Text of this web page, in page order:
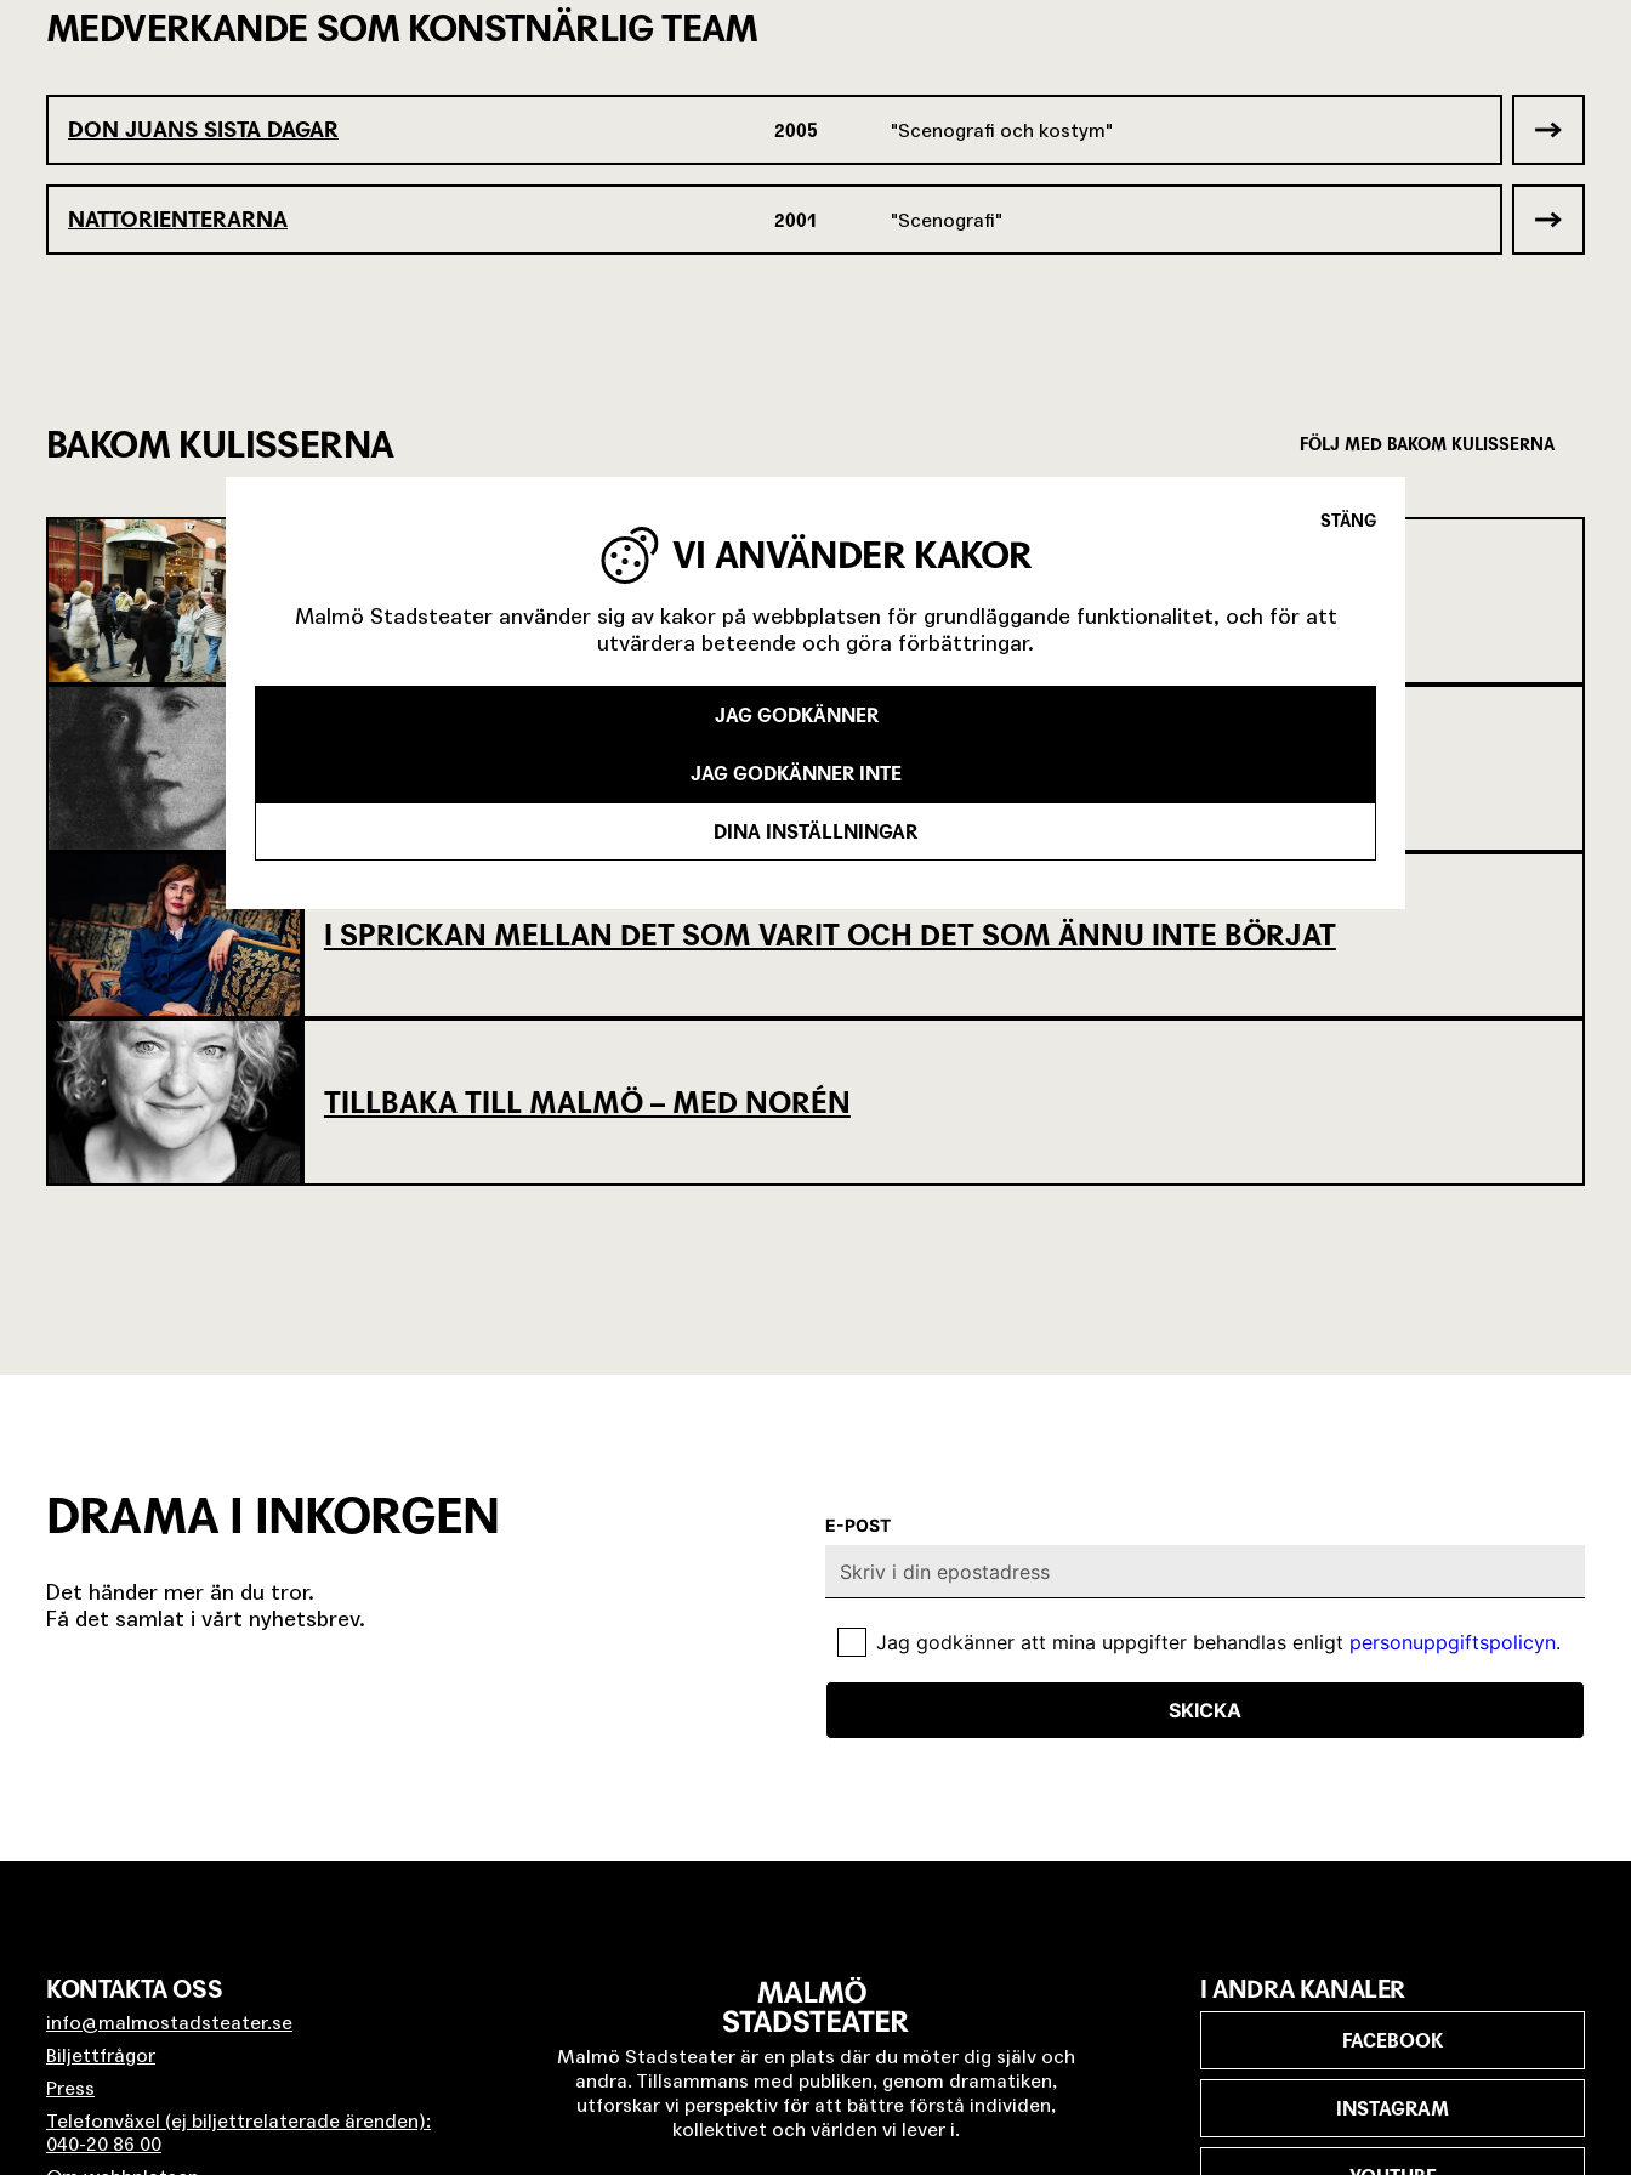
MEDVERKANDE SOM KONSTNÄRLIG TEAM
DON JUANS SISTA DAGAR 2005 Scenografi och kostym
NATTORIENTERARNA 2001 Scenografi
BAKOM KULISSERNA FÖLJ MED BAKOM KULISSERNA
SJU SUPERVIKTIGA MINUTER OM UNGAS RÄTT TILL SCENKONST
OM TOVE DITLEVSEN OCH KÖPENHAMNSTRILOGIN
I SPRICKAN MELLAN DET SOM VARIT OCH DET SOM ÄNNU INTE BÖRJAT
TILLBAKA TILL MALMÖ – MED NORÉN
DRAMA I INKORGEN
Det händer mer än du tror.
Få det samlat i vårt nyhetsbrev.
E-POST
Jag godkänner att mina uppgifter behandlas enligt personuppgiftspolicyn.
SKICKA
KONTAKTA OSS
info@malmostadsteater.se
Biljettfrågor
Press
Telefonväxel (ej biljettrelaterade ärenden):
040-20 86 00
Malmö Stadsteater är en plats där du möter dig själv och
andra. Tillsammans med publiken, genom dramatiken,
utforskar vi perspektiv för att bättre förstå individen,
kollektivet och världen vi lever i.
I ANDRA KANALER
FACEBOOK
INSTAGRAM
STÄNG
VI ANVÄNDER KAKOR
Malmö Stadsteater använder sig av kakor på webbplatsen för grundläggande funktionalitet, och för att
utvärdera beteende och göra förbättringar.
JAG GODKÄNNER
JAG GODKÄNNER INTE
DINA INSTÄLLNINGAR